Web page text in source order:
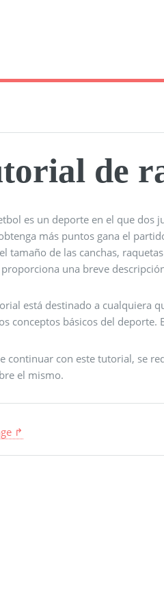
de
es un deporte en el que dos
más puntos gana el
tamaño de las canchas,
una breve
está destinado a cualquiera
conceptos básicos del
continuar con este tutorial, se
el mismo.
↱